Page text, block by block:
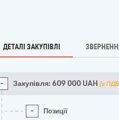
ДЕТАЛІ ЗАКУПІВЛІ
- Закупівля: 609 000 UAH (з
- Позиції